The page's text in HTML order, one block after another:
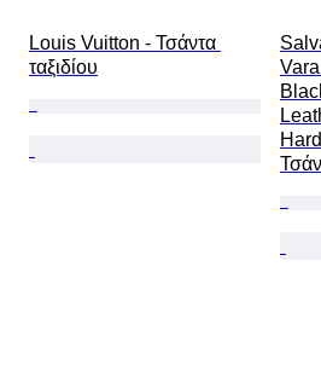
Louis Vuitton - Τσάντα
ταξιδίου